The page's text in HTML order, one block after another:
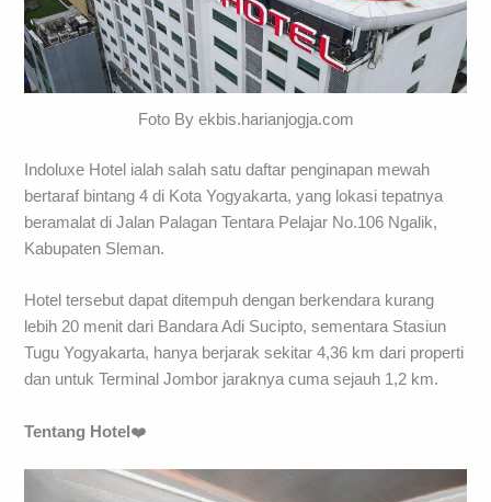
Foto By ekbis.harianjogja.com
Indoluxe Hotel ialah salah satu daftar penginapan mewah
bertaraf bintang 4 di Kota Yogyakarta, yang lokasi tepatnya
beramalat di Jalan Palagan Tentara Pelajar No.106 Ngalik,
Kabupaten Sleman.
Hotel tersebut dapat ditempuh dengan berkendara kurang
lebih 20 menit dari Bandara Adi Sucipto, sementara Stasiun
Tugu Yogyakarta, hanya berjarak sekitar 4,36 km dari properti
dan untuk Terminal Jombor jaraknya cuma sejauh 1,2 km.
Tentang Hotel ❤️